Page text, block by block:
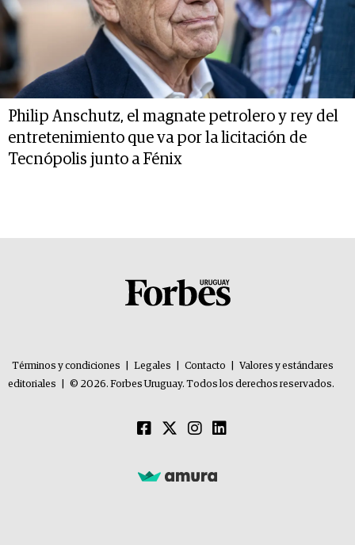
Philip Anschutz, el magnate petrolero y rey del
entretenimiento que va por la licitación de
Tecnópolis junto a Fénix
Términos y condiciones Legales Contacto
Valores y estándares
editoriales
© 2026. Forbes Uruguay. Todos los derechos reservados.